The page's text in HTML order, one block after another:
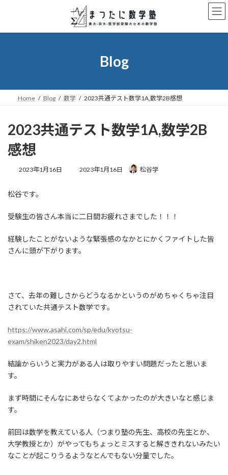
ン
ー
Blog
Home Blog 数学 2023共通テスト数学1A,数学2B感想
2023共通テスト数学1A,数学2B
感想
2023年1月16日
最
時
:
2023年1月16日 松谷学
松谷です。
受験生の皆さん本当に二日間お疲れさまでした！！！
経験したことがないような緊張感のなかとにかくファイトした皆
さんに頭が下がります。
さて、去年の難しさからどうなるかというのがめちゃくちゃ注目
されていた共通テスト数学です。
https://www.asahi.com/sp/edu/kyotsu-
exam/shiken2023/day2.html
結論からいうと実力がある人は取りやすい問題だったと思いま
す。
まず時間にそんなにあせらなくてよかったのが大きいなと感じま
す。
前回は数学を教えている人（つまり塾の先生、高校の先生とか、
大学教授とか）がやってもちょっとミスすると解ききれないみたい
なことが起こりうるようなとんでもない分量でした。